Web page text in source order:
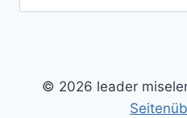
nach:
© 2026 leader